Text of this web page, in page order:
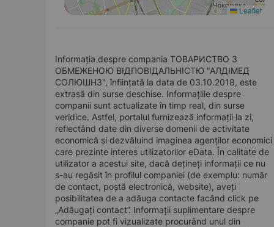
Leaflet
Informația despre compania ТОВАРИСТВО З
ОБМЕЖЕНОЮ ВІДПОВІДАЛЬНІСТЮ "АЛДІМЕД
СОЛЮШНЗ", înființată la data de 03.10.2018, este
extrasă din surse deschise. Informațiile despre
companii sunt actualizate în timp real, din surse
veridice. Astfel, portalul furnizează informații la zi,
reflectând date din diverse domenii de activitate
economică și dezvăluind imaginea agenților economici
care prezinte interes utilizatorilor eData. În calitate de
utilizator a acestui site, dacă dețineți informații ce nu
s-au regăsit în profilul companiei (de exemplu: număr
de contact, poștă electronică, website), aveți
posibilitatea de a adăuga contacte facând click pe
„Adăugați contact”. Informații suplimentare despre
companie pot fi vizualizate procurând unul din